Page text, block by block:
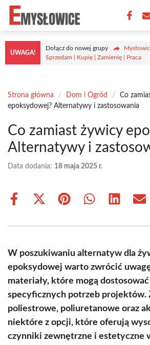
Przejdź
treści
UWAGA!
Dołącz do nowej grupy
Sprzedam | Kupię | Zamienię | Praca
Strona główna / Dom i Ogród /
Co
epoksydowej? Alternatywy i zastosowania
Co zamiast żywicy
Alternatywy i
Data dodania: 18 maja 2025 r.
Share
Share
(Twitter)
Share Share Share
W poszukiwaniu alternatyw dla
epoksydowej warto zwrócić
materiały, które mogą
specyficznych potrzeb projektów.
poliestrowe, poliuretanowe oraz
niektóre z opcji, które oferują
czynniki zewnętrzne i estetyczne